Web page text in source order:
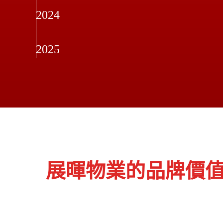
2024
2025
共102宗成交 （租賃78宗； 買賣24宗）
展暉物業的品牌價